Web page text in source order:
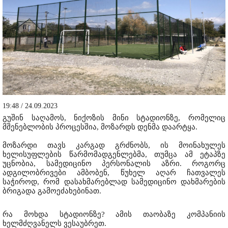
19:48 / 24.09.2023
გუშინ საღამოს, ნიქოზის მინი სტადიონზე, რომელიც
მშენებლობის პროცესშია, მოზარდს დენმა დაარტყა.
მოზარდი თავს კარგად გრძნობს, ის მოინახულეს
ხელისუფლების წარმომადგენლებმა, თუმცა ამ ეტაპზე
უცნობია, სამედიცინო პერსონალის აზრი. როგორც
ადგილობრივები ამბობენ, წუხელ აღარ ჩათვალეს
საჭიროდ, რომ დასახმარებლად სამედიცინო დახმარების
ბრიგადა გამოეძახებინათ.
რა მოხდა სტადიონზე? ამის თაობაზე კომპანიის
ხელმძღვანელს ვესაუბრეთ.